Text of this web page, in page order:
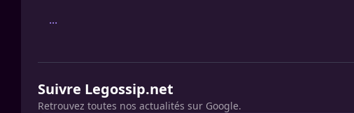
...
Suivre Legossip.net
Retrouvez toutes nos actualités sur Google.